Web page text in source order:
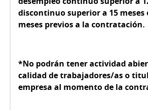
discontinuo superior a 15 meses
meses previos a la contratación.
*No podrán tener actividad
calidad de trabajadores/as o
empresa al momento de la